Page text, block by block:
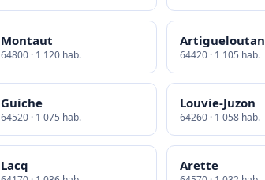
Montaut
64800 · 1 120 hab.
Artigueloutan
64420 · 1 105 hab.
Guiche
64520 · 1 075 hab.
Louvie-Juzon
64260 · 1 058 hab.
Lacq Arette